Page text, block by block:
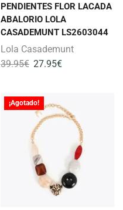
PENDIENTES FLOR LACADA
ABALORIO LOLA
CASADEMUNT LS2603044
Lola Casademunt
39.95€ 27.95€
¡Agotado!